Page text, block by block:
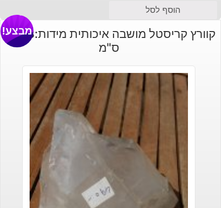
הוסף לסל
קוורץ קריסטל מושבה איכותית מידות:18*19
ס"מ
מבצע!